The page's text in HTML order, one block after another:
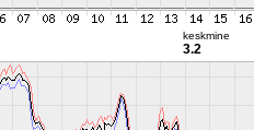
keskmine
3.2